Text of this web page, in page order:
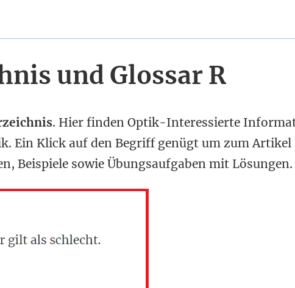
und Glossar R
. Hier finden Optik-Interessierte
Ein Klick auf den Begriff genügt um zum Artikel
Beispiele sowie Übungsaufgaben mit Lösungen.